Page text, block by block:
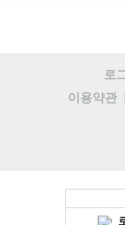
로
이용약관